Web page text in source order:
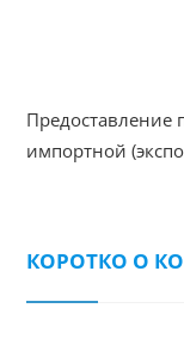
Предоставление
импортной
КОРОТКО О